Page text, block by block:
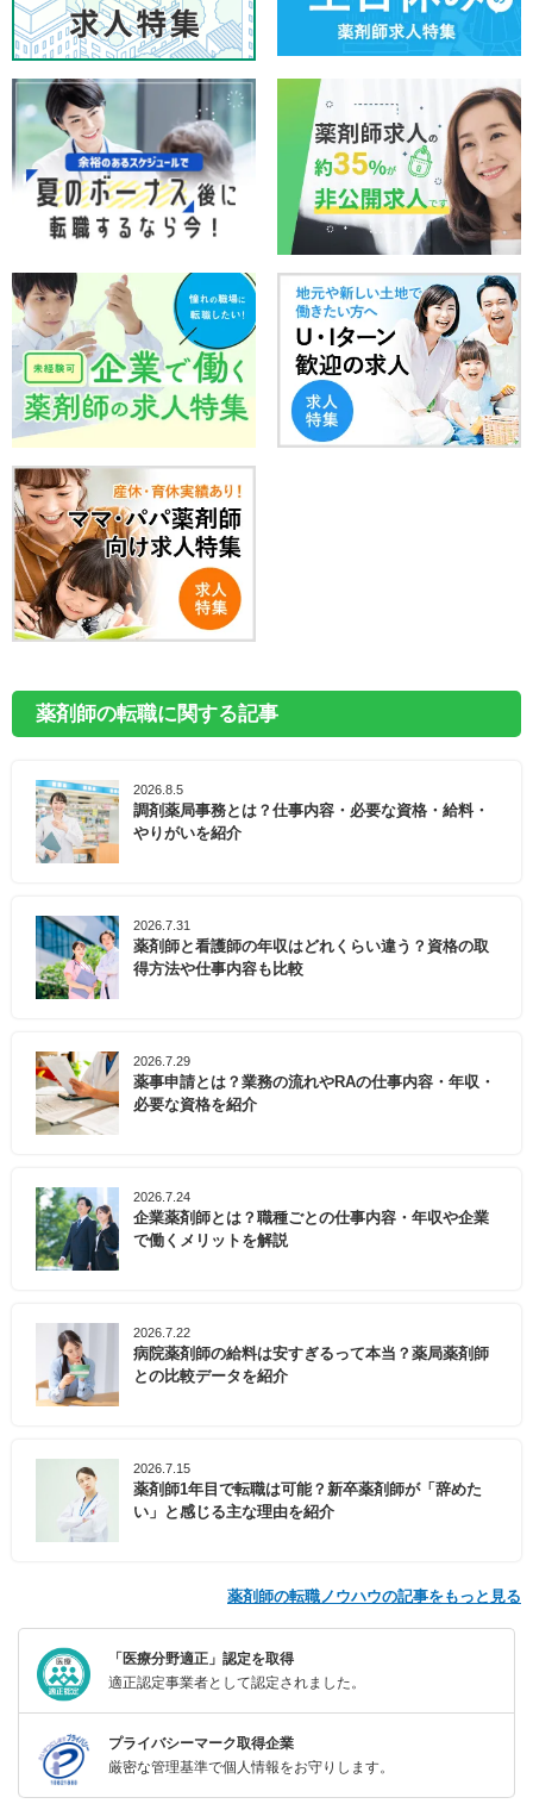
薬剤師の転職に関する記事
2026.8.5
調剤薬局事務とは？仕事内容・必要な資格・給料・
やりがいを紹介
2026.7.31
薬剤師と看護師の年収はどれくらい違う？資格の取
得方法や仕事内容も比較
2026.7.29
薬事申請とは？業務の流れやRAの仕事内容・年収・
必要な資格を紹介
2026.7.24
企業薬剤師とは？職種ごとの仕事内容・年収や企業
で働くメリットを解説
2026.7.22
病院薬剤師の給料は安すぎるって本当？薬局薬剤師
との比較データを紹介
2026.7.15
薬剤師1年目で転職は可能？新卒薬剤師が「辞めた
い」と感じる主な理由を紹介
薬剤師の転職ノウハウの記事をもっと見る
「医療分野適正」認定を取得
適正認定事業者として認定されました。
プライバシーマーク取得企業
厳密な管理基準で個人情報をお守りします。